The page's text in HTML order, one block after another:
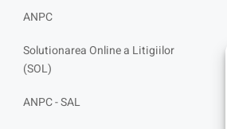
ANPC
Solutionarea Online a Litigiilor
(SOL)
ANPC - SAL